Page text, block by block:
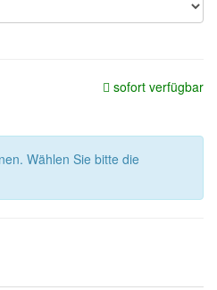
sofort verfügbar
Wählen Sie bitte die